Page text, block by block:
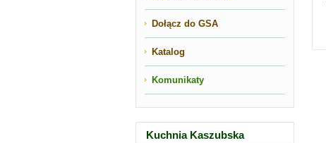
Dołącz do GSA
Katalog
Komunikaty
Kuchnia Kaszubska